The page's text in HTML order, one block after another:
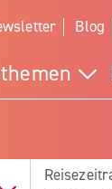
Blog